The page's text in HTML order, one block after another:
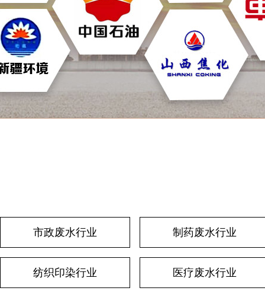
市政废水行业 制药废水行业
纺织印染行业 医疗废水行业